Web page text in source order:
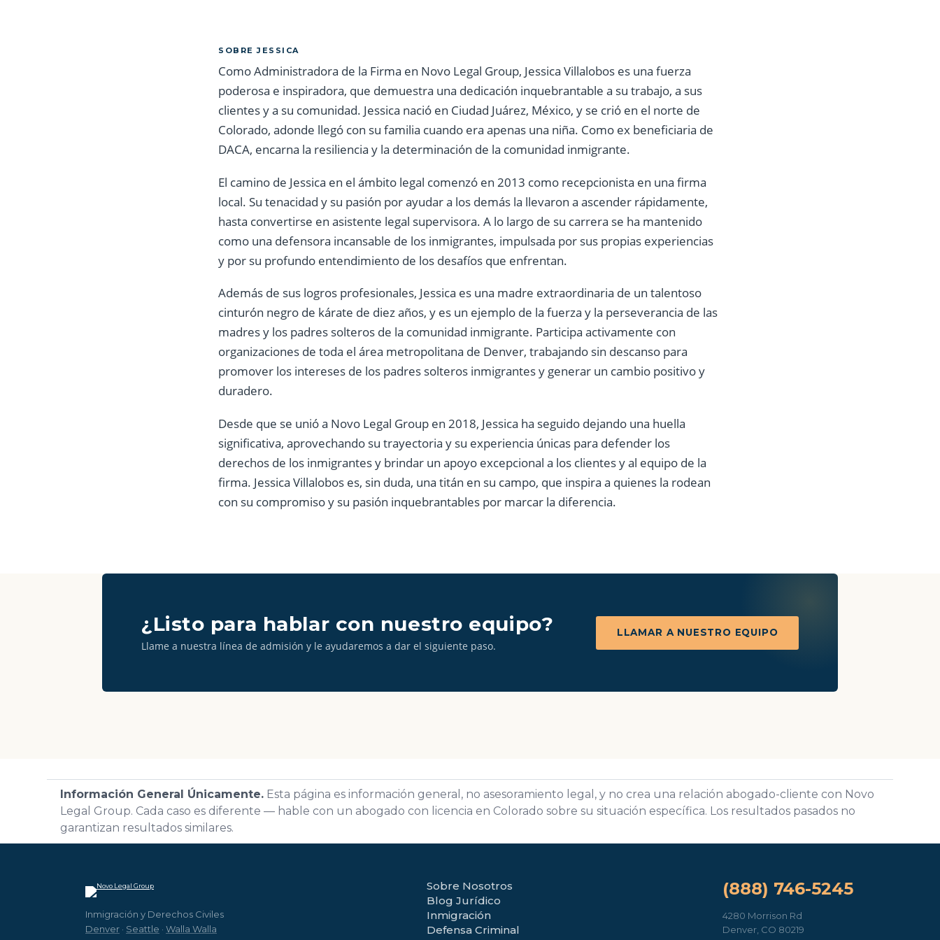
SOBRE JESSICA
Como Administradora de la Firma en Novo Legal Group, Jessica Villalobos es una fuerza
poderosa e inspiradora, que demuestra una dedicación inquebrantable a su trabajo, a sus
clientes y a su comunidad. Jessica nació en Ciudad Juárez, México, y se crió en el norte de
Colorado, adonde llegó con su familia cuando era apenas una niña. Como ex beneficiaria de
DACA, encarna la resiliencia y la determinación de la comunidad inmigrante.
El camino de Jessica en el ámbito legal comenzó en 2013 como recepcionista en una firma
local. Su tenacidad y su pasión por ayudar a los demás la llevaron a ascender rápidamente,
hasta convertirse en asistente legal supervisora. A lo largo de su carrera se ha mantenido
como una defensora incansable de los inmigrantes, impulsada por sus propias experiencias
y por su profundo entendimiento de los desafíos que enfrentan.
Además de sus logros profesionales, Jessica es una madre extraordinaria de un talentoso
cinturón negro de kárate de diez años, y es un ejemplo de la fuerza y la perseverancia de las
madres y los padres solteros de la comunidad inmigrante. Participa activamente con
organizaciones de toda el área metropolitana de Denver, trabajando sin descanso para
promover los intereses de los padres solteros inmigrantes y generar un cambio positivo y
duradero.
Desde que se unió a Novo Legal Group en 2018, Jessica ha seguido dejando una huella
significativa, aprovechando su trayectoria y su experiencia únicas para defender los
derechos de los inmigrantes y brindar un apoyo excepcional a los clientes y al equipo de la
firma. Jessica Villalobos es, sin duda, una titán en su campo, que inspira a quienes la rodean
con su compromiso y su pasión inquebrantables por marcar la diferencia.
¿Listo para hablar con nuestro equipo?
Llame a nuestra línea de admisión y le ayudaremos a dar el siguiente paso.
LLAMAR A NUESTRO EQUIPO
Información General Únicamente.Esta página es información general, no asesoramiento legal, y no crea una relación abogado-cliente con Novo
Legal Group. Cada caso es diferente — hable con un abogado con licencia en Colorado sobre su situación específica. Los resultados pasados no
garantizan resultados similares.
Inmigración y Derechos Civiles
Denver · Seattle · Walla Walla
Sobre Nosotros
Blog Jurídico
Inmigración
Defensa Criminal
(888) 746-5245
4280 Morrison Rd
Denver, CO 80219